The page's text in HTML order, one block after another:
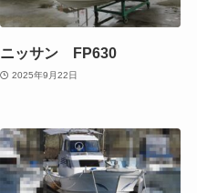
ニッサン FP630
2025年9月22日